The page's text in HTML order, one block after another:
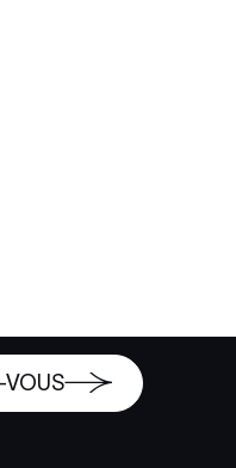
VOUS